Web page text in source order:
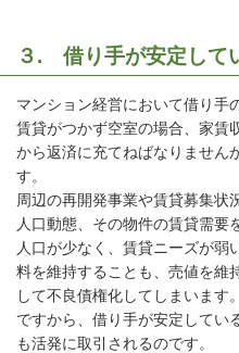
３. 借り手が安定して
マンション経営において借り手
賃貸がつかず空室の場合、家賃
から返済に充てねばなりません
す。
周辺の再開発事業や賃貸募集状
人口動態、その物件の賃貸需要
人口が少なく、賃貸ニーズが弱
料を維持することも、売値を維
して不良債権化してしまいます。
ですから、借り手が安定してい
も活発に取引されるのです。